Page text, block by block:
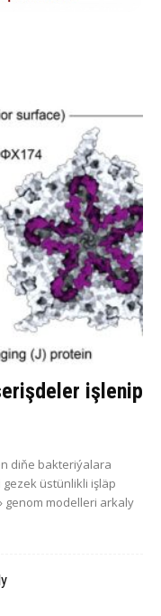
işlenip
diňe bakteriýalara
üstünlikli işläp
genom modelleri arkaly